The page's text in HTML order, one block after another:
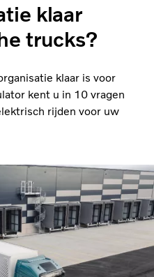
klaar
trucks?
klaar is voor
kent u in 10 vragen
rijden voor uw